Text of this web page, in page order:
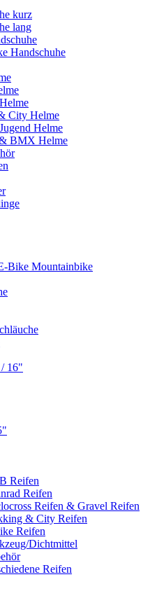
kurz
lang
Handschuhe
City Helme
Helme
BMX Helme
Bike Mountainbike
16"
Reifen
Reifen
Reifen & Gravel Reifen
& City Reifen
Reifen
Dichtmittel
Reifen